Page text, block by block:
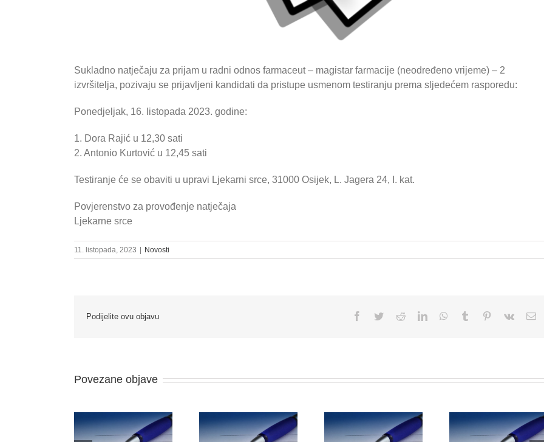
Sukladno natječaju za prijam u radni odnos farmaceut – magistar farmacije (neodređeno vrijeme) – 2
izvršitelja, pozivaju se prijavljeni kandidati da pristupe usmenom testiranju prema sljedećem rasporedu:
Ponedjeljak, 16. listopada 2023. godine:
1. Dora Rajić u 12,30 sati
2. Antonio Kurtović u 12,45 sati
Testiranje će se obaviti u upravi Ljekarni srce, 31000 Osijek, L. Jagera 24, I. kat.
Povjerenstvo za provođenje natječaja
Ljekarne srce
11. listopada, 2023 Novosti
Podijelite ovu objavu Facebook
TwitterRedditLinkedInWhatsApp
Tumblr Pinterest
Vk
Povezane objave